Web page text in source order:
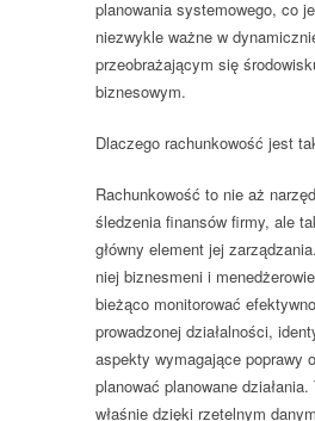
planowania systemowego, co
niezwykle ważne w
przeobrażającym się
biznesowym.
Dlaczego rachunkowość jest
Rachunkowość to nie aż
śledzenia finansów firmy, ale
główny element jej
niej biznesmeni i
bieżąco monitorować
prowadzonej działalności,
aspekty wymagające poprawy
planować planowane działania.
właśnie dzięki rzetelnym danym